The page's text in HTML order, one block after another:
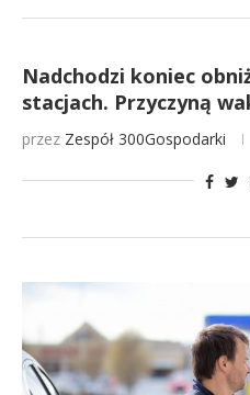
Nadchodzi koniec
stacjach. Przyczyną
przez Zespół 300Gospodarki